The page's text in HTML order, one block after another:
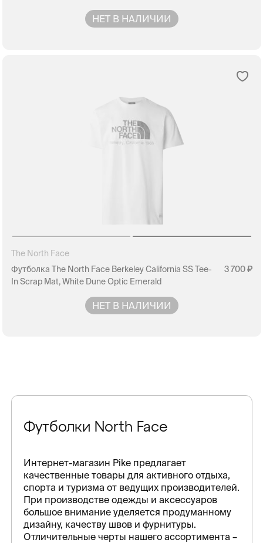
НЕТ В НАЛИЧИИ
The North Face
Футболка The North Face Berkeley California SS Tee-
In Scrap Mat, White Dune Optic Emerald
3 700
НЕТ В НАЛИЧИИ
Футболки North Face
Интернет-магазин Pike предлагает
качественные товары для активного отдыха,
спорта и туризма от ведущих производителей.
При производстве одежды и аксессуаров
большое внимание уделяется продуманному
дизайну, качеству швов и фурнитуры.
Отличительные черты нашего ассортимента –